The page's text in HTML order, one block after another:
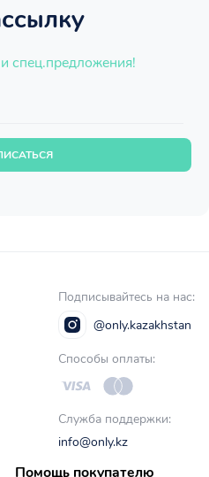
спец.предложения!
Подписывайтесь на нас:
@only.kazakhstan
Способы оплаты:
Служба поддержки:
info@only.kz
Помощь покупателю